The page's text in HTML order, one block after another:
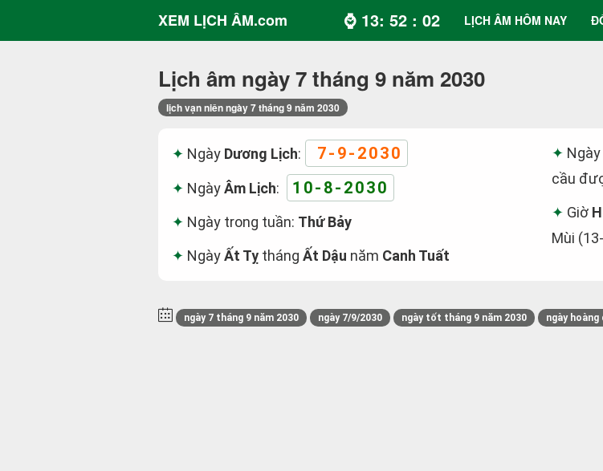
XEM LỊCH ÂM.com ⌚ 13: 52 : 02 LỊCH ÂM HÔM NAY
Lịch âm ngày 7 tháng 9 năm 2030
lịch vạn niên ngày 7 tháng 9 năm 2030
Ngày Dương Lịch: 7-9-2030
NgàyÂm Lịch: 10-8-2030
Ngày trong tuần: Thứ Bảy
NgàyẤt Tỵ tháng Ất Dậu năm Canh Tuất
Ngày
cầu
Giờ
Mùi
ngày 7 tháng 9 năm 2030 ngày 7/9/2030 ngày tốt tháng 9 năm 2030 ngày